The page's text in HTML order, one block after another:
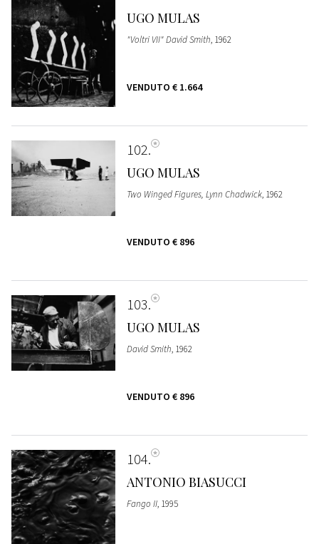
UGO MULAS
"Voltri VII" David Smith, 1962
VENDUTO € 1.664
102
UGO MULAS
Two Winged Figures, Lynn Chadwick, 1962
VENDUTO € 896
103
UGO MULAS
David Smith, 1962
VENDUTO € 896
104
ANTONIO BIASUCCI
Fango II, 1995